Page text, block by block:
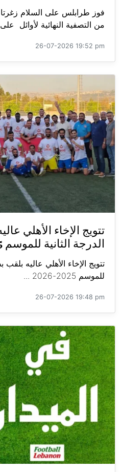
من التصفية النهائية لأوائل
26-07-2026 19:52 pm
تتويج الإخاء الأهلي
الدرجة الثانية للموسم 2025-2026
تتويج الإخاء الأهلي عاليه
للموسم 2025-2026 ...
26-07-2026 19:48 pm